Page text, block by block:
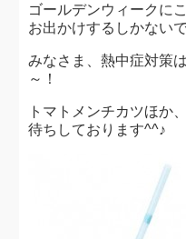
ゴールデンウィークに
お出かけするしかない
みなさま、熱中症対策
～！
トマトメンチカツほか
待ちしております^^♪